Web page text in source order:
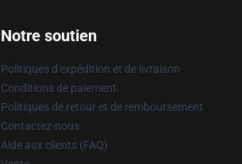
Notre soutien
Politiques d'expédition et de livraison
Conditions de paiement
Politiques de retour et de remboursement
Contactez-nous
Aide aux clients (FAQ)